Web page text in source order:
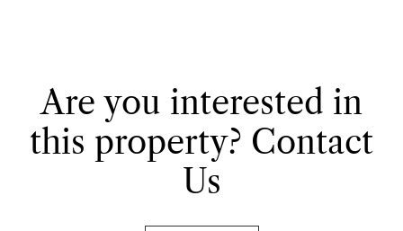
Are you interested in
this property? Contact
Us